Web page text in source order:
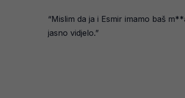
“Mislim da ja i Esmir imamo baš
jasno vidjelo.”